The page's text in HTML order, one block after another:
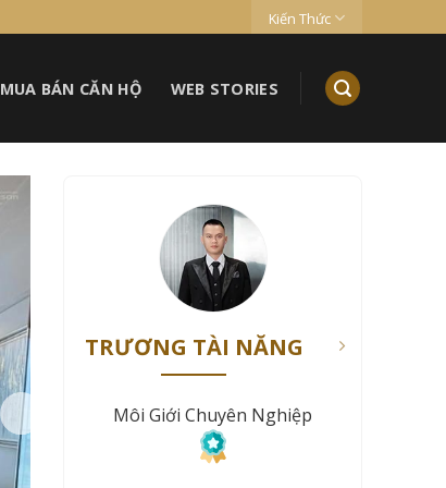
Kiến Thức
MUA BÁN CĂN HỘ WEB STORIES
TRƯƠNG TÀI NĂNG
Môi Giới Chuyên Nghiệp